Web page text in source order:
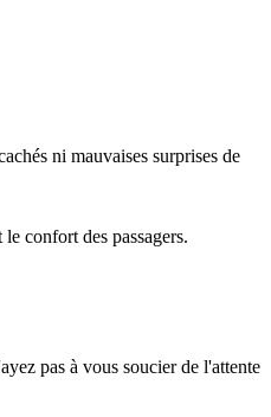
ni mauvaises surprises de
confort des passagers.
pas à vous soucier de l'attente